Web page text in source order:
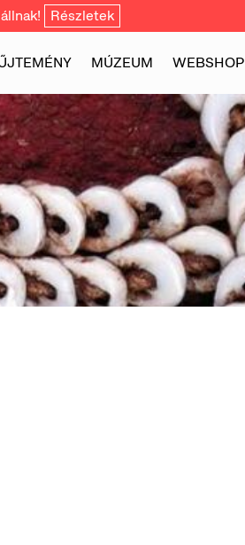
Részletek
MÚZEUM WEBSHOP